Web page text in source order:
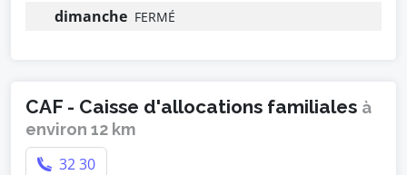
dimanche FERMÉ
CAF - Caisse d'allocations familiales à
environ 12 km
32 30